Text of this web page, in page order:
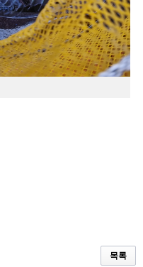
목록